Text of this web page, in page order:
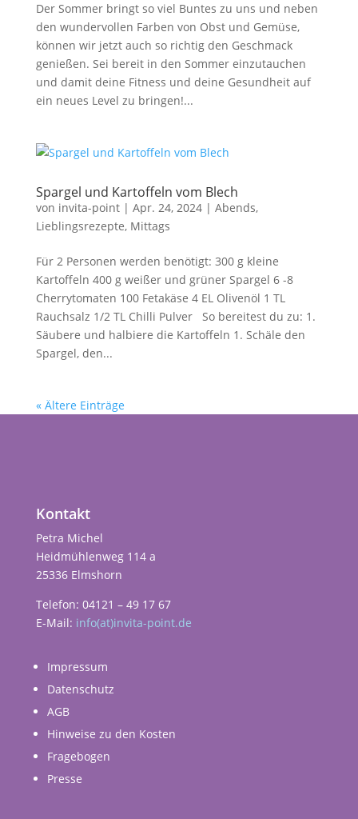
Der Sommer bringt so viel Buntes zu uns und neben
den wundervollen Farben von Obst und Gemüse,
können wir jetzt auch so richtig den Geschmack
genießen. Sei bereit in den Sommer einzutauchen
und damit deine Fitness und deine Gesundheit auf
ein neues Level zu bringen!...
Spargel und Kartoffeln vom Blech
von invita-point| Apr. 24, 2024| Abends,
Lieblingsrezepte, Mittags
Für 2 Personen werden benötigt: 300 g kleine
Kartoffeln 400 g weißer und grüner Spargel 6 -8
Cherrytomaten 100 Fetakäse 4 EL Olivenöl 1 TL
Rauchsalz 1/2 TL Chilli Pulver So bereitest du zu: 1.
Säubere und halbiere die Kartoffeln 1. Schäle den
Spargel, den...
« Ältere Einträge
Kontakt
Petra Michel
Heidmühlenweg 114 a
25336 Elmshorn
Telefon: 04121 – 49 17 67
E-Mail: info(at)invita-point.de
Impressum
Datenschutz
AGB
Hinweise zu den Kosten
Fragebogen
Presse